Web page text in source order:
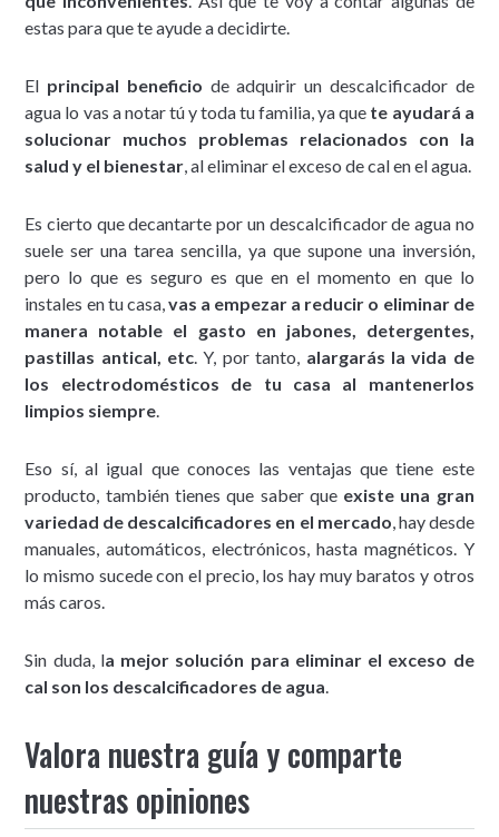
estas para que te ayude a decidirte.
El principal beneficio de adquirir un descalcificador de
agua lo vas a notar tú y toda tu familia, ya que te ayudará a
solucionar muchos problemas relacionados con la
salud y el bienestar , al eliminar el exceso de cal en el agua.
Es cierto que decantarte por un descalcificador de agua no
suele ser una tarea sencilla, ya que supone una inversión,
pero lo que es seguro es que en el momento en que lo
instales en tu casa, vas a empezar a reducir o eliminar de
manera notable el gasto en jabones, detergentes,
pastillas antical, etc . Y, por tanto, alargarás la vida de
los electrodomésticos de tu casa al mantenerlos
limpios siempre
Eso sí, al igual que conoces las ventajas que tiene este
producto, también tienes que saber que existe una gran
variedad de descalcificadores en el mercado , hay desde
manuales, automáticos, electrónicos, hasta magnéticos. Y
lo mismo sucede con el precio, los hay muy baratos y otros
más caros.
Sin duda, la mejor solución para eliminar el exceso de
cal son los descalcificadores de agua
Valora nuestra guía y comparte
nuestras opiniones